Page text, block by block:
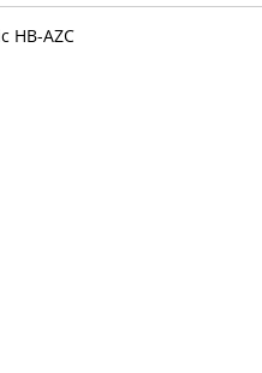
HB-AZC